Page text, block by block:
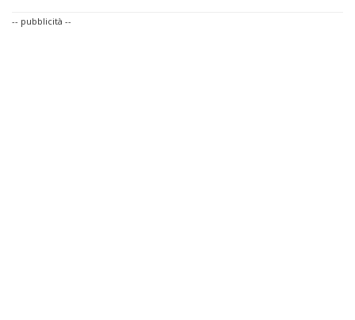
-- pubblicità --